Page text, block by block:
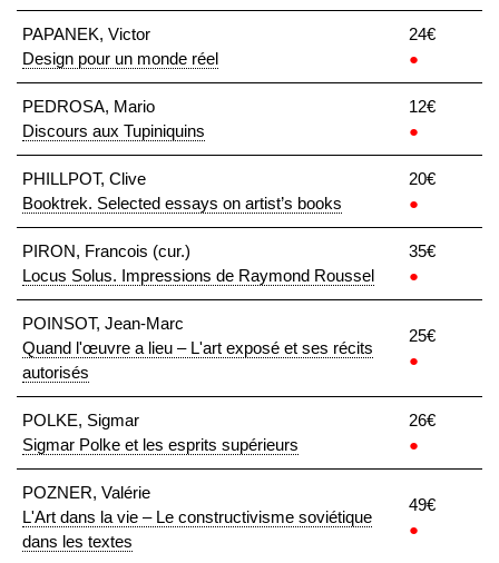
PAPANEK, Victor
Design pour un monde réel
24€
●
PEDROSA, Mario
Discours aux Tupiniquins
12€
●
PHILLPOT, Clive
Booktrek. Selected essays on artist’s books
20€
●
PIRON, Francois (cur.)
Locus Solus. Impressions de Raymond Roussel
35€
●
POINSOT, Jean-Marc
Quand l'œuvre a lieu – L'art exposé et ses récits
autorisés
25€
●
POLKE, Sigmar
Sigmar Polke et les esprits supérieurs
26€
●
POZNER, Valérie
L'Art dans la vie – Le constructivisme soviétique
dans les textes
49€
●